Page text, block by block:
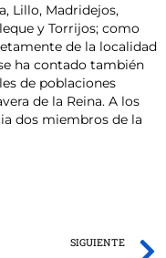
Lillo, Madridejos,
y Torrijos; como
de la localidad
ha contado también
de poblaciones
de la Reina. A los
dos miembros de la
SIGUIENTE